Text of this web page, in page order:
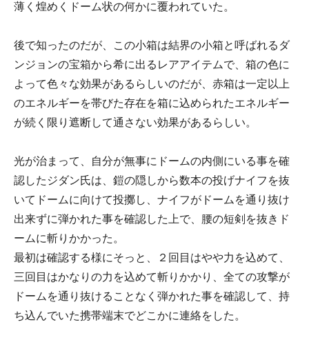
薄く煌めくドーム状の何かに覆われていた。
後で知ったのだが、この小箱は結界の小箱と呼ばれるダ
ンジョンの宝箱から希に出るレアアイテムで、箱の色に
よって色々な効果があるらしいのだが、赤箱は一定以上
のエネルギーを帯びた存在を箱に込められたエネルギー
が続く限り遮断して通さない効果があるらしい。
光が治まって、自分が無事にドームの内側にいる事を確
認したジダン氏は、鎧の隠しから数本の投げナイフを抜
いてドームに向けて投擲し、ナイフがドームを通り抜け
出来ずに弾かれた事を確認した上で、腰の短剣を抜きド
ームに斬りかかった。
最初は確認する様にそっと、２回目はやや力を込めて、
三回目はかなりの力を込めて斬りかかり、全ての攻撃が
ドームを通り抜けることなく弾かれた事を確認して、持
ち込んでいた携帯端末でどこかに連絡をした。